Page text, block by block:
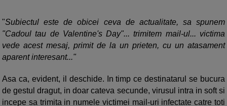
"Subiectul este de obicei ceva de actualitate, sa spunem
"Cadoul tau de Valentine's Day"... trimitem mail-ul... victima
vede acest mesaj, primit de la un prieten, cu un atasament
aparent interesant..."
Asa ca, evident, il deschide. In timp ce destinatarul se bucura
de gestul dragut, in doar cateva secunde, virusul intra in soft si
incepe sa trimita in numele victimei mail-uri infectate catre toti